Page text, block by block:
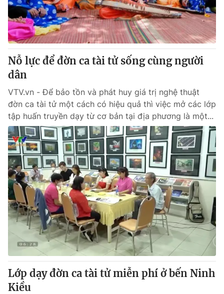
Sản phẩm
Thị trường
Tư vấn
Lịch phát sóng
Chuyên mục khác
Emagazine
Photo Infographic
Video Shorts video
VTV Money VTV Thể thao
VTV Sức khoẻ Bất động sản
Thị trường 24h Tấm lòng Việt
VTV4 Vươn mình bằng AI
VTV9
Nỗ lực để đờn ca tài tử sống cùng người
dân
VTV.vn - Để bảo tồn và phát huy giá trị nghệ thuật
đờn ca tài tử một cách có hiệu quả thì việc mở các lớp
tập huấn truyền dạy từ cơ bản tại địa phương là một...
Lớp dạy đờn ca tài tử miễn phí ở bến Ninh
Kiều